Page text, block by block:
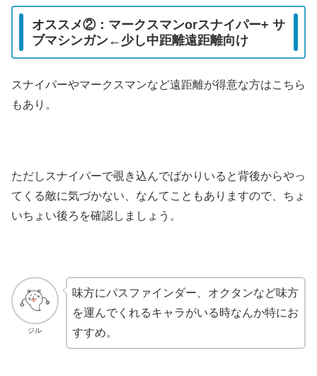
オススメ②：マークスマンorスナイパー+ サ
ブマシンガン←少し中距離遠距離向け
スナイパーやマークスマンなど遠距離が得意な方はこちら
もあり。
ただしスナイパーで覗き込んでばかりいると背後からやっ
てくる敵に気づかない、なんてこともありますので、ちょ
いちょい後ろを確認しましょう。
ジル
味方にパスファインダー、オクタンなど味方
を運んでくれるキャラがいる時なんか特にお
すすめ。